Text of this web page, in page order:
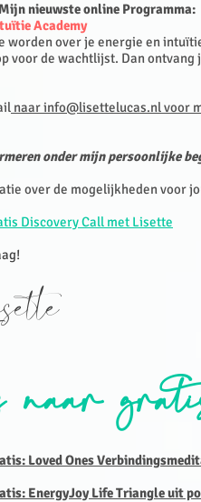
nieuwste online Programma:
Academy
worden over je energie en
voor de wachtlijst. Dan
naar info@lisettelucas.nl voor
onder mijn persoonlijke
over de mogelijkheden voor
Discovery Call met Lisette
naar
Loved Ones
EnergyJoy Life Triangle uit